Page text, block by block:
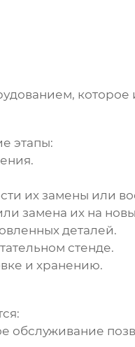
этапы:
их замены или
замена их на
деталей.
стенде.
и хранению.
обслуживание